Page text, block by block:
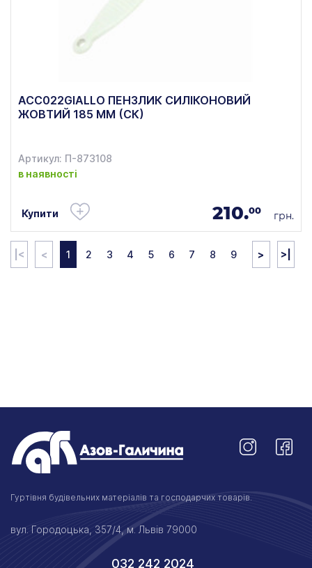
ACC022GIALLO ПЕНЗЛИК СИЛІКОНОВИЙ
ЖОВТИЙ 185 ММ (СК)
Артикул: П-873108
в наявності
Купити 210.00 грн.
|< < 1 2 3 4 5 6 7 8 9 > >|
Гуртівня будівельних матеріалів та господарчих товарів.
вул. Городоцька, 357/4, м. Львів 79000
032 242 2024